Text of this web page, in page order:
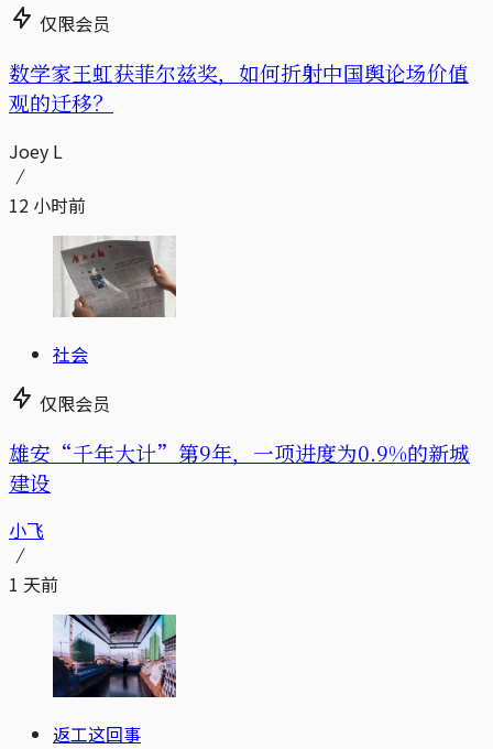
仅限会员
数学家王虹获菲尔兹奖，如何折射中国舆论场价值
观的迁移？
Joey L
12 小时前
社会
仅限会员
雄安“千年大计”第9年，一项进度为0.9%的新城
建设
小飞
1 天前
返工这回事